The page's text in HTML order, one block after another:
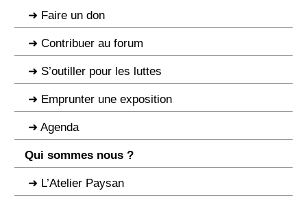
Faire un don
Contribuer au forum
S’outiller pour les luttes
Emprunter une exposition
Agenda
Qui sommes nous ?
L’Atelier Paysan